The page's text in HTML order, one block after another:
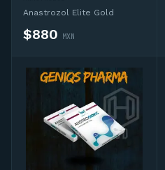
Anastrozol Elite Gold
$880 MXN